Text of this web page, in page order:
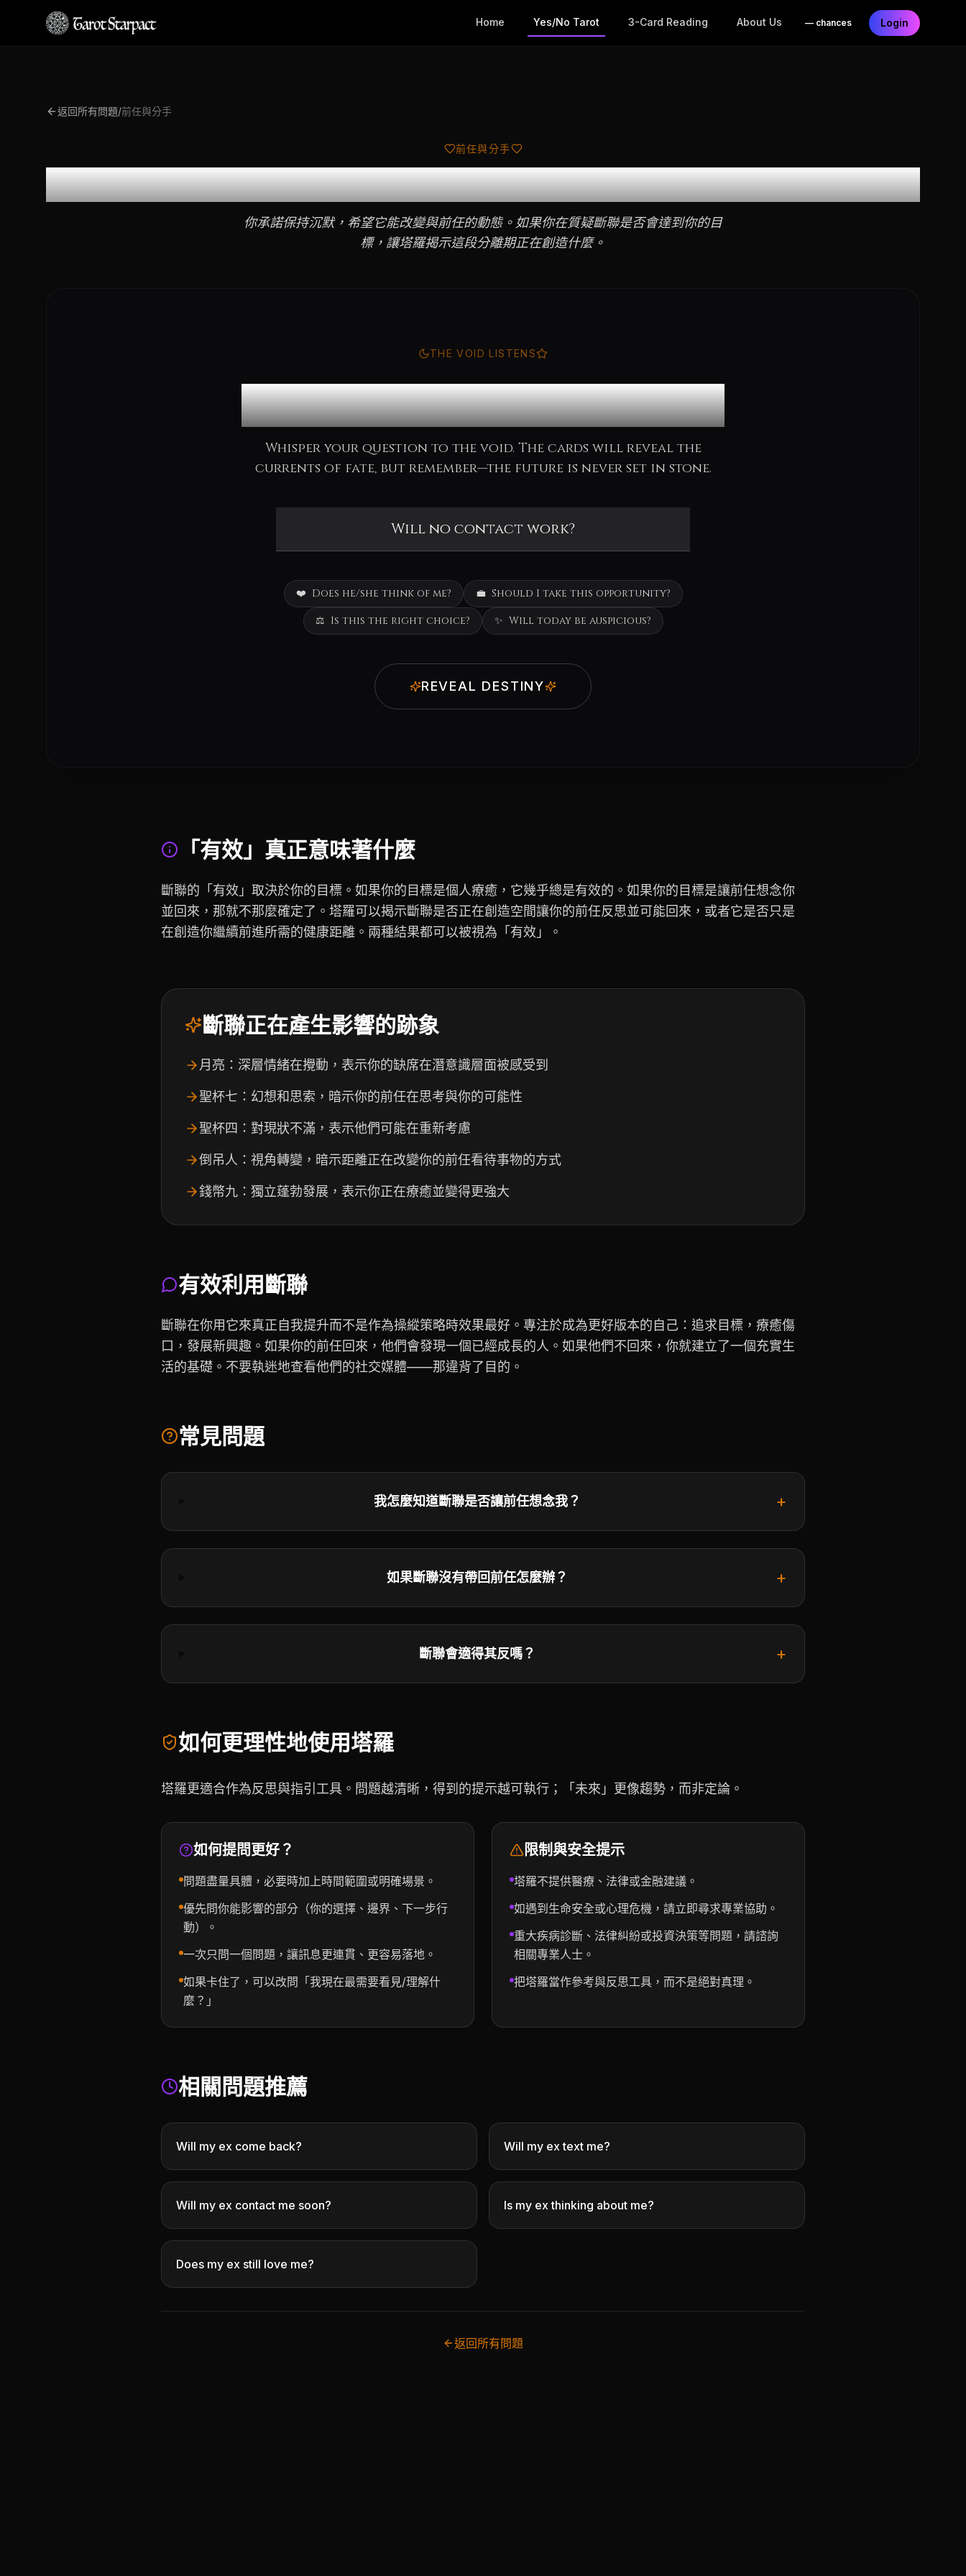
Home Yes/No Tarot 3-Card Reading About Us — chances Login
返回所有問題/前任與分手
前任與分手
斷聯會有效嗎？
你承諾保持沉默，希望它能改變與前任的動態。如果你在質疑斷聯是否會達到你的目
標，讓塔羅揭示這段分離期正在創造什麼。
THE VOID LISTENS
Consult the Oracle
Whisper your question to the void. The cards will reveal the
currents of fate, but remember—the future is never set in stone.
❤️ Does he/she think of me? 💼 Should I take this opportunity?
⚖️ Is this the right choice? ✨ Will today be auspicious?
REVEAL DESTINY
「有效」真正意味著什麼
斷聯的「有效」取決於你的目標。如果你的目標是個人療癒，它幾乎總是有效的。如果你的目標是讓前任想念你
並回來，那就不那麼確定了。塔羅可以揭示斷聯是否正在創造空間讓你的前任反思並可能回來，或者它是否只是
在創造你繼續前進所需的健康距離。兩種結果都可以被視為「有效」。
斷聯正在產生影響的跡象
月亮：深層情緒在攪動，表示你的缺席在潛意識層面被感受到
聖杯七：幻想和思索，暗示你的前任在思考與你的可能性
聖杯四：對現狀不滿，表示他們可能在重新考慮
倒吊人：視角轉變，暗示距離正在改變你的前任看待事物的方式
錢幣九：獨立蓬勃發展，表示你正在療癒並變得更強大
有效利用斷聯
斷聯在你用它來真正自我提升而不是作為操縱策略時效果最好。專注於成為更好版本的自己：追求目標，療癒傷
口，發展新興趣。如果你的前任回來，他們會發現一個已經成長的人。如果他們不回來，你就建立了一個充實生
活的基礎。不要執迷地查看他們的社交媒體——那違背了目的。
常見問題
我怎麼知道斷聯是否讓前任想念我？ +
如果斷聯沒有帶回前任怎麼辦？ +
斷聯會適得其反嗎？ +
如何更理性地使用塔羅
塔羅更適合作為反思與指引工具。問題越清晰，得到的提示越可執行；「未來」更像趨勢，而非定論。
如何提問更好？
問題盡量具體，必要時加上時間範圍或明確場景。
優先問你能影響的部分（你的選擇、邊界、下一步行
動）。
一次只問一個問題，讓訊息更連貫、更容易落地。
如果卡住了，可以改問「我現在最需要看見/理解什
麼？」
限制與安全提示
塔羅不提供醫療、法律或金融建議。
如遇到生命安全或心理危機，請立即尋求專業協助。
重大疾病診斷、法律糾紛或投資決策等問題，請諮詢
相關專業人士。
把塔羅當作參考與反思工具，而不是絕對真理。
相關問題推薦
Will my ex come back? Will my ex text me?
Will my ex contact me soon? Is my ex thinking about me?
Does my ex still love me?
返回所有問題